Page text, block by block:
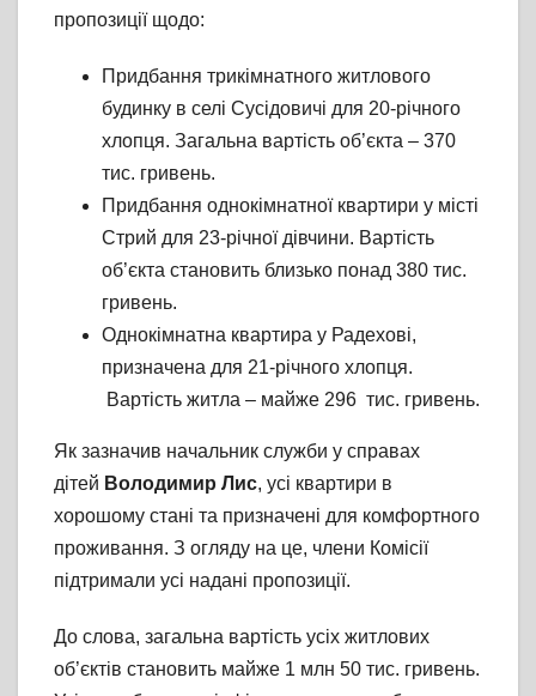
пропозиції щодо:
Придбання трикімнатного житлового
будинку в селі Сусідовичі для 20-річного
хлопця. Загальна вартість об’єкта – 370
тис. гривень.
Придбання однокімнатної квартири у місті
Стрий для 23-річної дівчини. Вартість
об’єкта становить близько понад 380 тис.
гривень.
Однокімнатна квартира у Радехові,
призначена для 21-річного хлопця.
Вартість житла – майже 296 тис. гривень.
Як зазначив начальник служби у справах
дітей Володимир Лис, усі квартири в
хорошому стані та призначені для комфортного
проживання. З огляду на це, члени Комісії
підтримали усі надані пропозиції.
До слова, загальна вартість усіх житлових
об’єктів становить майже 1 млн 50 тис. гривень.